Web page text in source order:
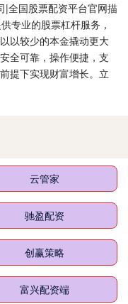
|全国股票配资平台官网描
专业的股票杠杆服务，
以较少的本金撬动更大
全可靠，操作便捷，支
提下实现财富增长。立
云管家
驰盈配资
创赢策略
富兴配资端